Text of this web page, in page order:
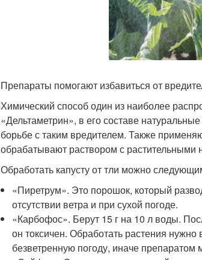
Препараты помогают избавиться от
Химический способ один из наиболее
«Дельтаметрин», в его составе
борьбе с таким вредителем. Также
обрабатывают раствором с растительными
Обработать капусту от тли можно
«Пиретрум». Это порошок, который
отсутствии ветра и при сухой погоде.
«Карбофос». Берут 15 г на 10 л воды.
он токсичен. Обработать растения
безветренную погоду, иначе препаратом